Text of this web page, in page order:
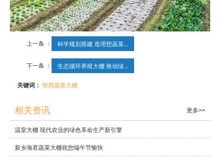
上一条 ： 科学规划搭建 造理想蔬菜...
下一条 ： 生态循环养殖大棚 推动绿...
关键词： 智慧蔬菜大棚
相关资讯 更多>>
温室大棚 现代农业的绿色革命生产新引擎
新乡海君蔬菜大棚祝您端午节愉快